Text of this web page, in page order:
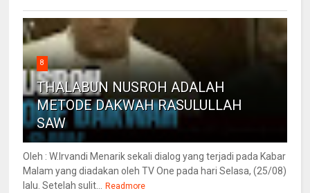
8
THALABUN NUSROH ADALAH
METODE DAKWAH RASULULLAH
SAW
Oleh : W.Irvandi Menarik sekali dialog yang terjadi pada Kabar
Malam yang diadakan oleh TV One pada hari Selasa, (25/08)
lalu. Setelah sulit... Readmore